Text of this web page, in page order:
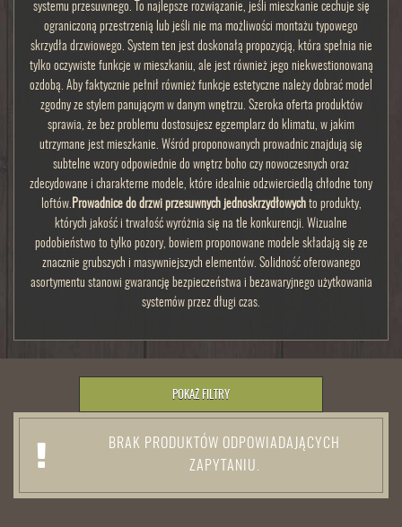
systemu przesuwnego. To najlepsze rozwiązanie, jeśli mieszkanie cechuje się
ograniczoną przestrzenią lub jeśli nie ma możliwości montażu typowego
skrzydła drzwiowego. System ten jest doskonałą propozycją, która spełnia nie
tylko oczywiste funkcje w mieszkaniu, ale jest również jego niekwestionowaną
ozdobą. Aby faktycznie pełnił również funkcje estetyczne należy dobrać model
zgodny ze stylem panującym w danym wnętrzu. Szeroka oferta produktów
sprawia, że bez problemu dostosujesz egzemplarz do klimatu, w jakim
utrzymane jest mieszkanie. Wśród proponowanych prowadnic znajdują się
subtelne wzory odpowiednie do wnętrz boho czy nowoczesnych oraz
zdecydowane i charakterne modele, które idealnie odzwierciedlą chłodne tony
loftów. Prowadnice do drzwi przesuwnych jednoskrzydłowychto produkty,
których jakość i trwałość wyróżnia się na tle konkurencji. Wizualne
podobieństwo to tylko pozory, bowiem proponowane modele składają się ze
znacznie grubszych i masywniejszych elementów. Solidność oferowanego
asortymentu stanowi gwarancję bezpieczeństwa i bezawaryjnego użytkowania
systemów przez długi czas.
POKAŻ FILTRY
BRAK PRODUKTÓW ODPOWIADAJĄCYCH
ZAPYTANIU.